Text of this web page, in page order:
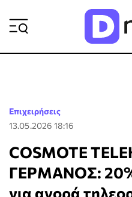
Επιχειρήσεις
13.05.2026 18:16
COSMOTE
ΓΕΡΜΑΝΟΣ:
για αγορά